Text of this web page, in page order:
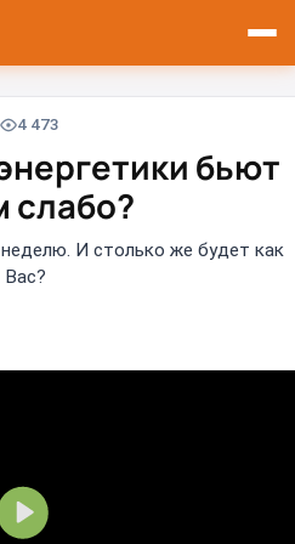
4 473
бьют
слабо?
И столько же будет как
В